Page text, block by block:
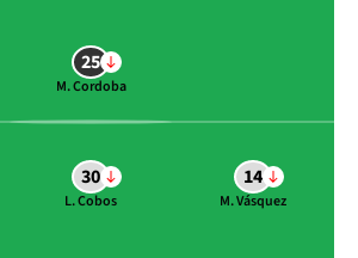
25
M. Cordoba
14
M. Vásquez
30
L. Cobos